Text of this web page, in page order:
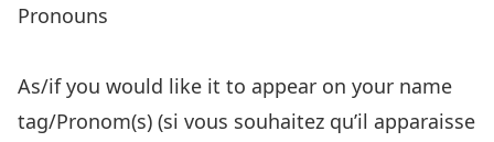
Pronouns
As/if you would like it to appear on your name
tag/Pronom(s) (si vous souhaitez qu’il apparaisse